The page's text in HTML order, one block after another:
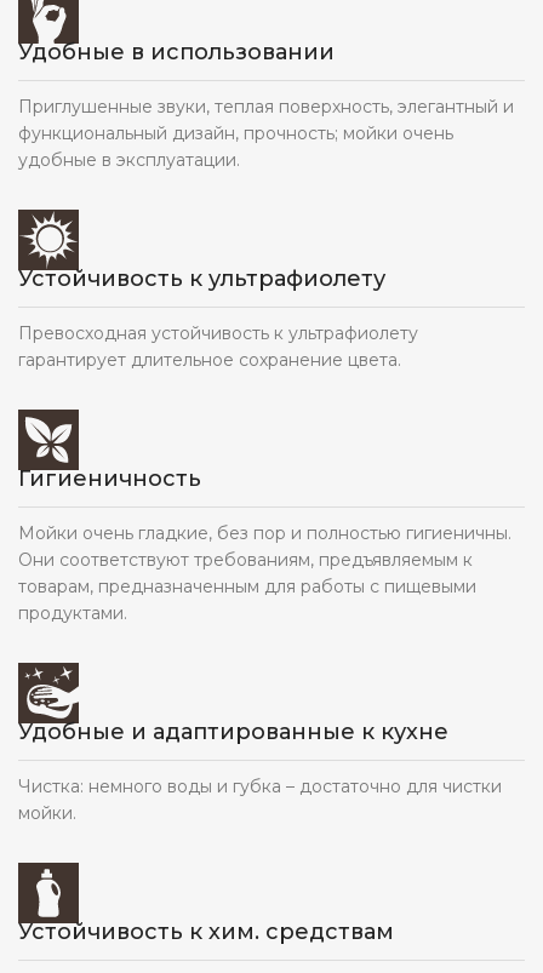
Удобные в использовании
Приглушенные звуки, теплая поверхность, элегантный и
функциональный дизайн, прочность; мойки очень
удобные в эксплуатации.
Устойчивость к ультрафиолету
Превосходная устойчивость к ультрафиолету
гарантирует длительное сохранение цвета.
Гигиеничность
Мойки очень гладкие, без пор и полностью гигиеничны.
Они соответствуют требованиям, предъявляемым к
товарам, предназначенным для работы с пищевыми
продуктами.
Удобные и адаптированные к кухне
Чистка: немного воды и губка – достаточно для чистки
мойки.
Устойчивость к хим. средствам